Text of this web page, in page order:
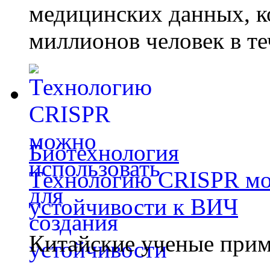
медицинских данных,
миллионов человек в
Биотехнология
Технологию CRISPR
устойчивости к ВИЧ
Китайские ученые